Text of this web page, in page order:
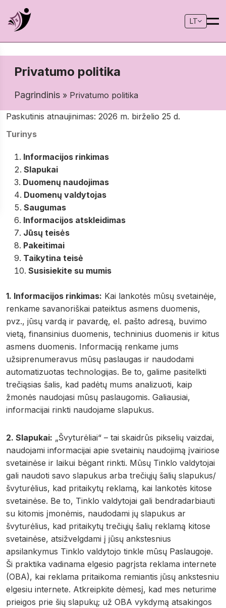
LT
Privatumo politika
Pagrindinis » Privatumo politika
Paskutinis atnaujinimas: 2026 m. birželio 25 d.
Turinys
Informacijos rinkimas
Slapukai
Duomenų naudojimas
Duomenų valdytojas
Saugumas
Informacijos atskleidimas
Jūsų teisės
Pakeitimai
Taikytina teisė
Susisiekite su mumis
1. Informacijos rinkimas: Kai lankotės mūsų svetainėje,
renkame savanoriškai pateiktus asmens duomenis,
pvz., jūsų vardą ir pavardę, el. pašto adresą, buvimo
vietą, finansinius duomenis, techninius duomenis ir kitus
asmens duomenis. Informaciją renkame jums
užsiprenumeravus mūsų paslaugas ir naudodami
automatizuotas technologijas. Be to, galime pasitelkti
trečiąsias šalis, kad padėtų mums analizuoti, kaip
žmonės naudojasi mūsų paslaugomis. Galiausiai,
informacijai rinkti naudojame slapukus.
2. Slapukai: „Švyturėliai“ – tai skaidrūs pikselių vaizdai,
naudojami informacijai apie svetainių naudojimą įvairiose
svetainėse ir laikui bėgant rinkti. Mūsų Tinklo valdytojai
gali naudoti savo slapukus arba trečiųjų šalių slapukus/
švyturėlius, kad pritaikytų reklamą, kai lankotės kitose
svetainėse. Be to, Tinklo valdytojai gali bendradarbiauti
su kitomis įmonėmis, naudodami jų slapukus ar
švyturėlius, kad pritaikytų trečiųjų šalių reklamą kitose
svetainėse, atsižvelgdami į jūsų ankstesnius
apsilankymus Tinklo valdytojo tinkle mūsų Paslaugoje.
Ši praktika vadinama elgesio pagrįsta reklama internete
(OBA), kai reklama pritaikoma remiantis jūsų ankstesniu
elgesiu internete. Atkreipkite dėmesį, kad mes neturime
prieigos prie šių slapukų; už OBA vykdymą atsakingos